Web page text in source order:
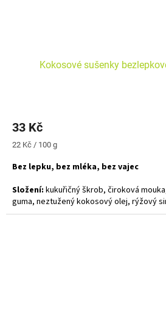
Kokosové sušenky
33 Kč
Měrná
22 Kč / 100 g
Bez lepku, bez mléka, bez vajec
Složení: kukuřičný škrob, čiroková
guma, neztužený kokosový olej, rýžový
- 5%, sušený citronový prášek - 1%,